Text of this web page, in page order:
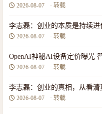
2026-08-07 · 转载
李志磊：创业的本质是持续
2026-08-07 · 转载
OpenAI神秘AI设备定价曝光
2026-08-07 · 转载
李志磊：创业的真相，从看
2026-08-07 · 转载